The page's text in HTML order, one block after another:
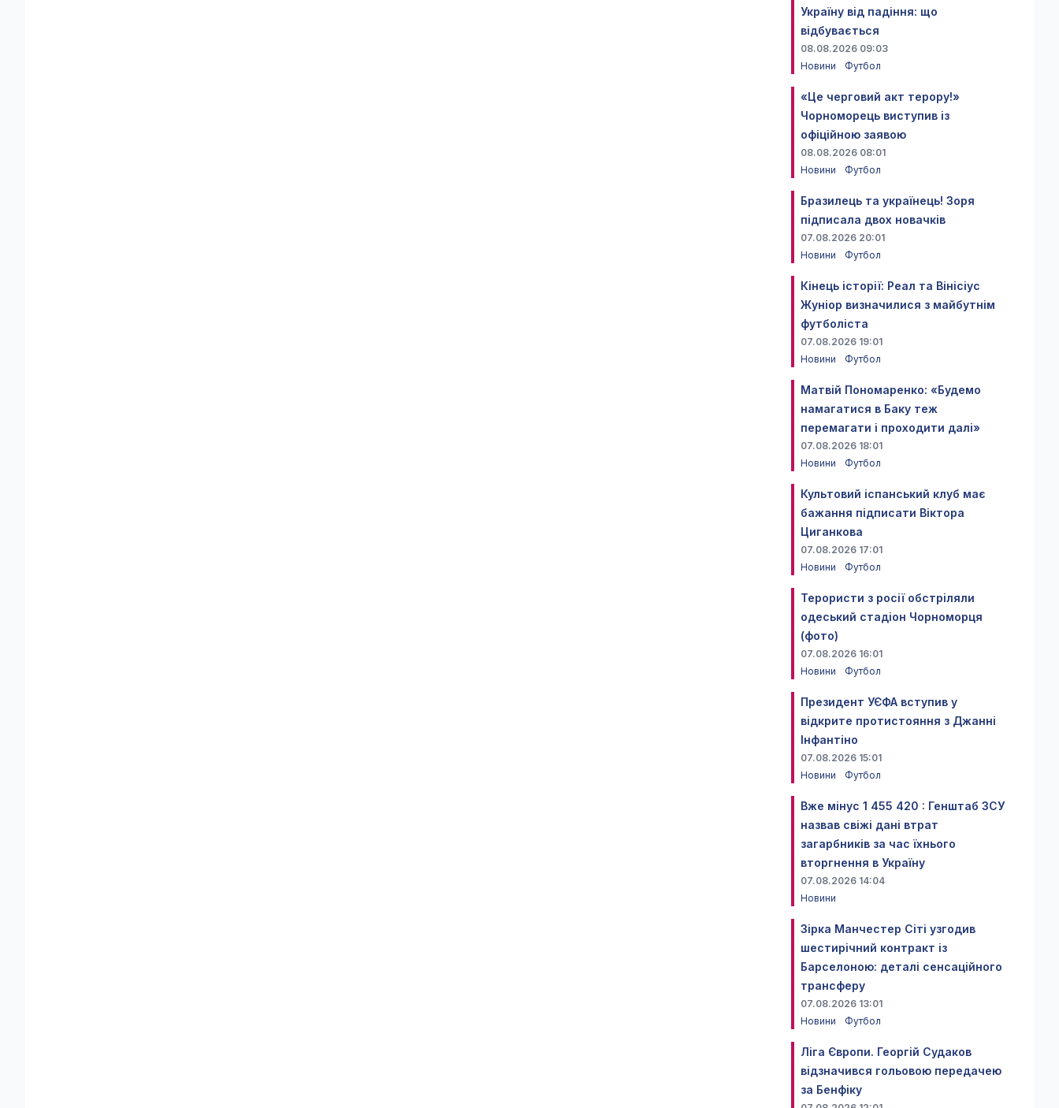
Україну від падіння: що
відбувається
08.08.2026 09:03
Новини
Футбол
«Це черговий акт терору!»
Чорноморець виступив із
офіційною заявою
08.08.2026 08:01
Новини
Футбол
Бразилець та українець! Зоря
підписала двох новачків
07.08.2026 20:01
Новини
Футбол
Кінець історії: Реал та Вінісіус
Жуніор визначилися з майбутнім
футболіста
07.08.2026 19:01
Новини
Футбол
Матвій Пономаренко: «Будемо
намагатися в Баку теж
перемагати і проходити далі»
07.08.2026 18:01
Новини
Футбол
Культовий іспанський клуб має
бажання підписати Віктора
Циганкова
07.08.2026 17:01
Новини
Футбол
Терористи з росії обстріляли
одеський стадіон Чорноморця
(фото)
07.08.2026 16:01
Новини
Футбол
Президент УЄФА вступив у
відкрите протистояння з Джанні
Інфантіно
07.08.2026 15:01
Новини
Футбол
Вже мінус 1 455 420 : Генштаб ЗСУ
назвав свіжі дані втрат
загарбників за час їхнього
вторгнення в Україну
07.08.2026 14:04
Новини
Зірка Манчестер Сіті узгодив
шестирічний контракт із
Барселоною: деталі сенсаційного
трансферу
07.08.2026 13:01
Новини
Футбол
Ліга Європи. Георгій Судаков
відзначився гольовою передачею
за Бенфіку